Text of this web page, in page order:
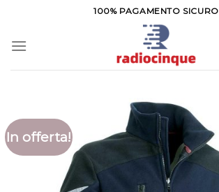
contenuti
100% PAGAMENTO SICURO
In offerta!